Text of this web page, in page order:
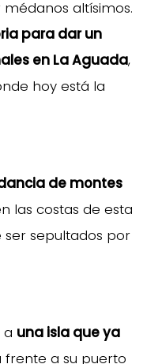
altísimos.
para dar un
en La Aguada,
hoy está la
de montes
las costas de esta
ser sepultados por
a una isla que ya
frente a su puerto